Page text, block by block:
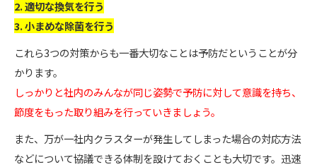
2. 適切な換気を行う
3. 小まめな除菌を行う
これら3つの対策からも一番大切なことは予防だということが分
かります。
しっかりと社内のみんなが同じ姿勢で予防に対して意識を持ち、
節度をもった取り組みを行っていきましょう。
また、万が一社内クラスターが発生してしまった場合の対応方法
などについて協議できる体制を設けておくことも大切です。迅速